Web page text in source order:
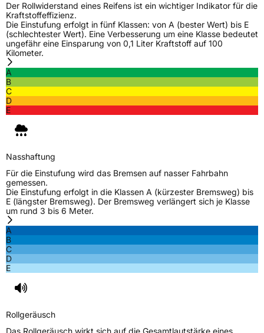
Der Rollwiderstand eines Reifens ist ein wichtiger Indikator für die
Kraftstoffeffizienz.
Die Einstufung erfolgt in fünf Klassen: von A (bester Wert) bis E
(schlechtester Wert). Eine Verbesserung um eine Klasse bedeutet
ungefähr eine Einsparung von 0,1 Liter Kraftstoff auf 100
Kilometer.
A
B
C
D
E
Nasshaftung
Für die Einstufung wird das Bremsen auf nasser Fahrbahn
gemessen.
Die Einstufung erfolgt in die Klassen A (kürzester Bremsweg) bis
E (längster Bremsweg). Der Bremsweg verlängert sich je Klasse
um rund 3 bis 6 Meter.
A
B
C
D
E
Rollgeräusch